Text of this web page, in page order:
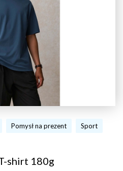
Pomysł na prezent
Sport
shirt 180g